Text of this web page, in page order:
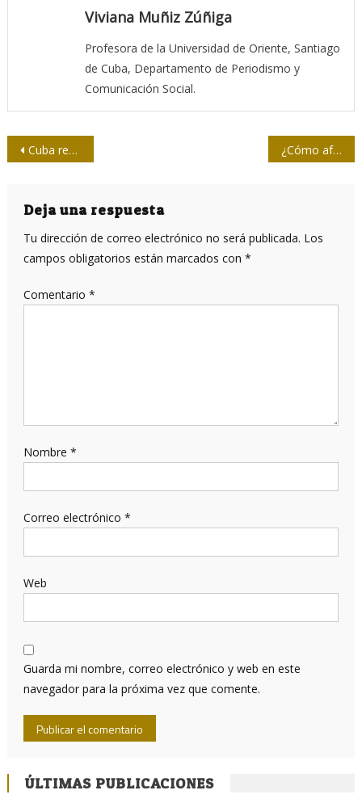
Viviana Muñiz Zúñiga
Profesora de la Universidad de Oriente, Santiago
de Cuba, Departamento de Periodismo y
Comunicación Social.
Navegación
entradas
Cuba rechaza las políticas de seguridad y las doctrinas militares ¿Cómo afecta el bloqueo a los internautas cubanos? (+ video)
Deja una respuesta
Tu dirección de correo electrónico no será publicada. Los
campos obligatorios están marcados con *
Comentario *
Nombre *
Correo electrónico *
Web
Guarda mi nombre, correo electrónico y web en este
navegador para la próxima vez que comente.
ÚLTIMAS PUBLICACIONES